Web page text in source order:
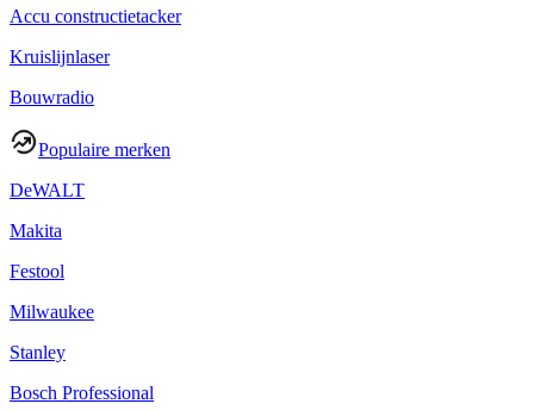
Accu constructietacker
Kruislijnlaser
Bouwradio
Populaire merken
DeWALT
Makita
Festool
Milwaukee
Stanley
Bosch Professional